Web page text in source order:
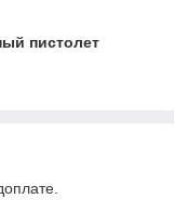
пистолет